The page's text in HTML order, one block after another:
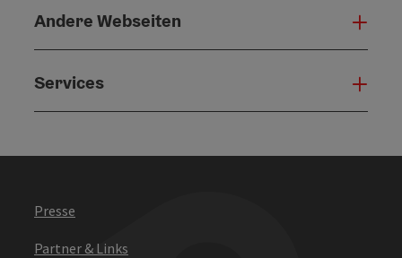
Andere Webseiten
Services
Presse
Partner & Links